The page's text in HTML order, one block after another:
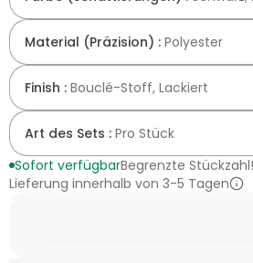
Material (Präzision) : Polyester
Finish : Bouclé-Stoff, Lackiert
Art des Sets : Pro Stück
Sofort verfügbarBegrenzte Stückzahl!
Lieferung innerhalb von 3-5 Tagen